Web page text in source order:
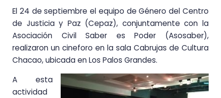
El 24 de septiembre el equipo de Género del Centro
de Justicia y Paz (Cepaz), conjuntamente con la
Asociación Civil Saber es Poder (Asosaber),
realizaron un cineforo en la sala Cabrujas de Cultura
Chacao, ubicada en Los Palos Grandes.
A esta
actividad